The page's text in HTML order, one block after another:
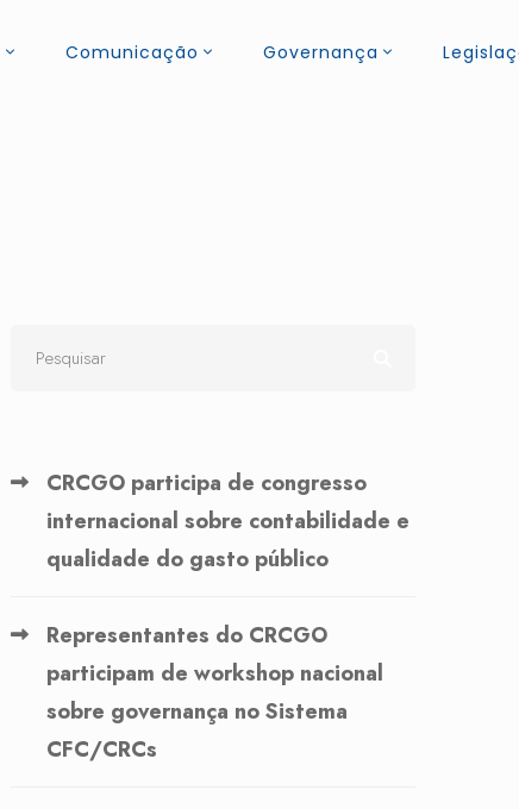
Comunicação Governança
CRCGO participa de congresso
internacional sobre contabilidade e
qualidade do gasto público
Representantes do CRCGO
participam de workshop nacional
sobre governança no Sistema
CFC/CRCs